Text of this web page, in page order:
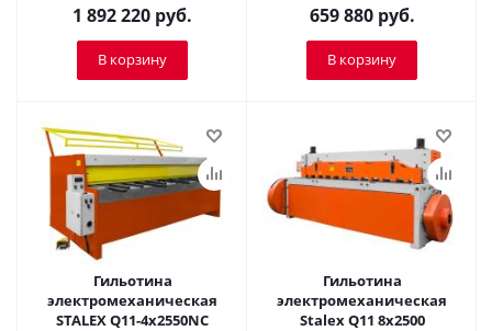
1 892 220 руб.
В корзину
659 880руб.
В корзину
Гильотина
электромеханическая
STALEX Q11-4х2550NC
Гильотина
электромеханическая
Stalex Q11 8x2500